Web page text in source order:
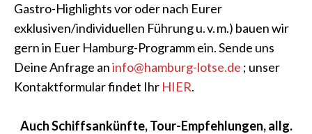
Gastro-Highlights vor oder nach Eurer
exklusiven/individuellen Führung u. v. m.) bauen wir
gern in Euer Hamburg-Programm ein. Sende uns
Deine Anfrage aninfo@hamburg-lotse.de ; unser
Kontaktformular findet Ihr HIER.
Auch Schiffsankünfte, Tour-Empfehlungen, allg.